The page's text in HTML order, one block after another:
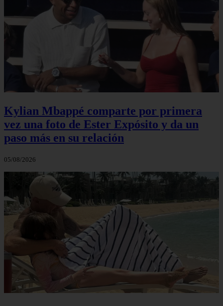
Kylian Mbappé comparte por primera
vez una foto de Ester Expósito y da un
paso más en su relación
05/08/2026